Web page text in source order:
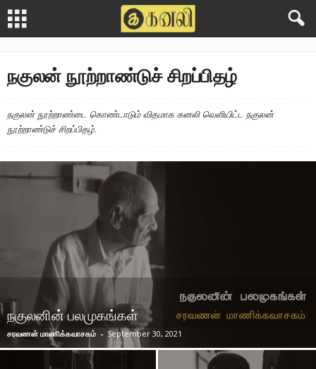
நகுலன் நூற்றாண்டுச் சிறப்பிதழ்
நகுலன் நூற்றாண்டை கொண்டாடும் விதமாக கனலி வெளியிட்ட நகுலன்
நூற்றாண்டுச் சிறப்பிதழ்.
நகுலனின் பலமுகங்கள்
சரவணன் மாணிக்கவாசகம் - September 30, 2021